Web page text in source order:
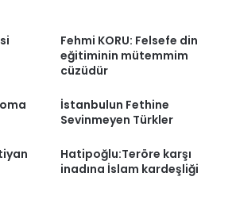
Fehmi KORU: Felsefe din
eğitiminin mütemmim
cüzüdür
İstanbulun Fethine
Sevinmeyen Türkler
Hatipoğlu:Teröre karşı
inadına İslam kardeşliği